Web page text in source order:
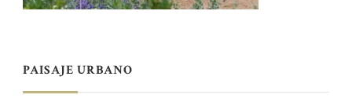
PAISAJE URBANO